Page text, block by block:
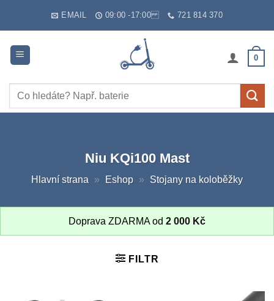
EMAIL 09:00 -17:00 721 814 370
0
Hledat:
Niu KQi100 Mast
Hlavní strana » Eshop » Stojany na koloběžky
Doprava ZDARMA od 2 000 Kč
FILTR